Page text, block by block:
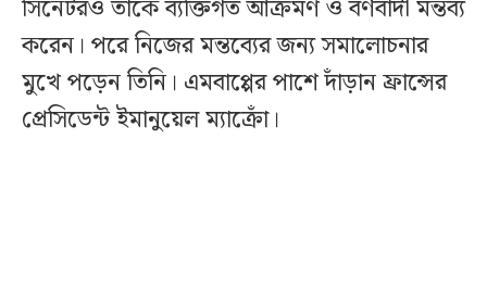
সিনেটরও তাকে ব্যক্তিগত আক্রমণ ও বর্ণবাদী মন্তব্য
করেন। পরে নিজের মন্তব্যের জন্য সমালোচনার
মুখে পড়েন তিনি। এমবাপ্পের পাশে দাঁড়ান ফ্রান্সের
প্রেসিডেন্ট ইমানুয়েল ম্যাক্রোঁ।